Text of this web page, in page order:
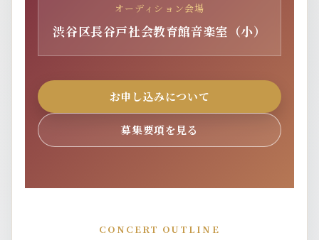
オーディション会場
渋谷区長谷戸社会教育館音楽室（小）
お申し込みについて
募集要項を見る
CONCERT OUTLINE